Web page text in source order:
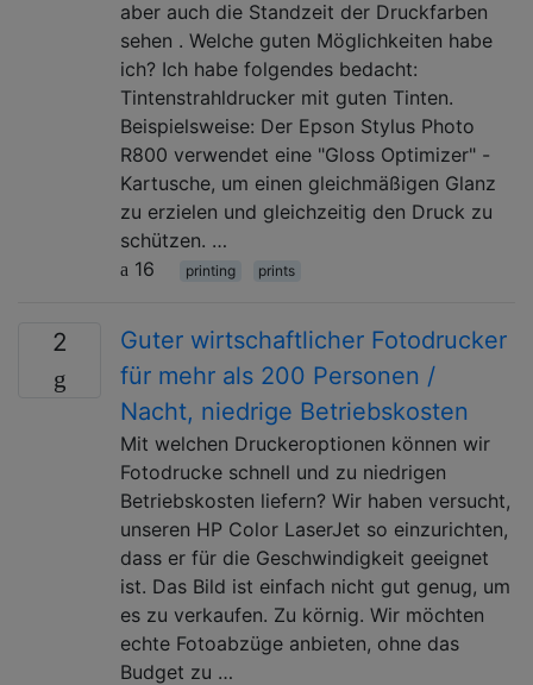
aber auch die Standzeit der Druckfarben
sehen . Welche guten Möglichkeiten habe
ich? Ich habe folgendes bedacht:
Tintenstrahldrucker mit guten Tinten.
Beispielsweise: Der Epson Stylus Photo
R800 verwendet eine "Gloss Optimizer" -
Kartusche, um einen gleichmäßigen Glanz
zu erzielen und gleichzeitig den Druck zu
schützen. …
16
printing prints
2
Guter wirtschaftlicher Fotodrucker
für mehr als 200 Personen /
Nacht, niedrige Betriebskosten
Mit welchen Druckeroptionen können wir
Fotodrucke schnell und zu niedrigen
Betriebskosten liefern? Wir haben versucht,
unseren HP Color LaserJet so einzurichten,
dass er für die Geschwindigkeit geeignet
ist. Das Bild ist einfach nicht gut genug, um
es zu verkaufen. Zu körnig. Wir möchten
echte Fotoabzüge anbieten, ohne das
Budget zu …